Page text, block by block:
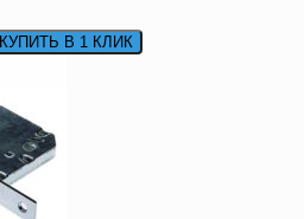
КУПИТЬ В 1 КЛИК